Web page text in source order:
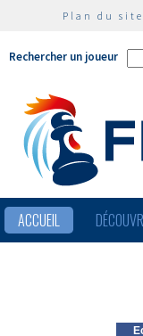
Plan du site
Rechercher un joueur
ACCUEIL